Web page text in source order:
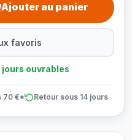
Ajouter au panier
favoris
jours ouvrables
70 €* Retour sous 14 jours